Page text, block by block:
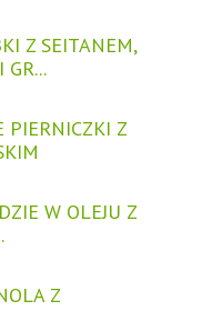
Z SEITANEM,
GR...
PIERNICZKI Z
W OLEJU Z
Z